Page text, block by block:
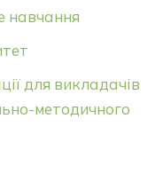
навчання
для викладачів
методичного